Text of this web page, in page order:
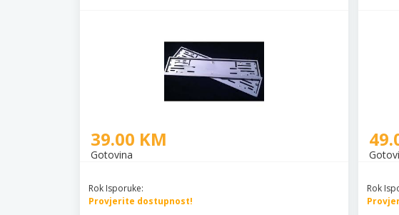
39.00 KM
Gotovina
Rok Isporuke:
Provjerite dostupnost!
Rok